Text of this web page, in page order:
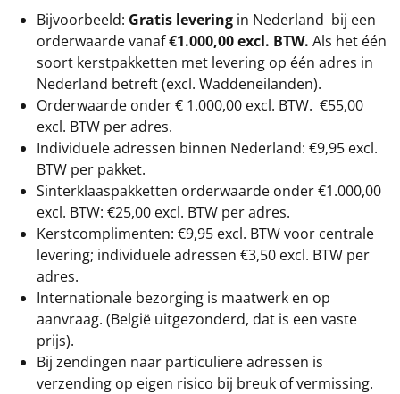
Bijvoorbeeld: Gratis levering in Nederland bij een
orderwaarde vanaf€1.000,00 excl. BTW. Als het één
soort kerstpakketten met levering op één adres in
Nederland betreft (excl. Waddeneilanden).
Orderwaarde onder € 1.000,00 excl. BTW. €55,00
excl. BTW per adres.
Individuele adressen binnen Nederland: €9,95 excl.
BTW per pakket.
Sinterklaaspakketten orderwaarde onder €1.000,00
excl. BTW: €25,00 excl. BTW per adres.
Kerstcomplimenten: €9,95 excl. BTW voor centrale
levering; individuele adressen €3,50 excl. BTW per
adres.
Internationale bezorging is maatwerk en op
aanvraag. (België uitgezonderd, dat is een vaste
prijs).
Bij zendingen naar particuliere adressen is
verzending op eigen risico bij breuk of vermissing.